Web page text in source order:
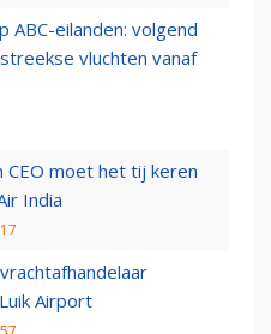
ABC-eilanden: volgend
vluchten vanaf
CEO moet het tij keren
India
Airport